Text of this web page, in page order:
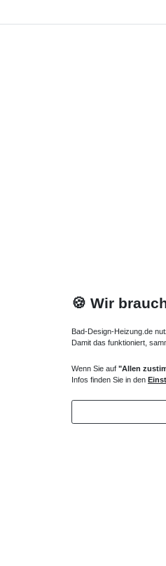
Heizkörper Ventil
135,00 € *
🍪 Wir
Bad-Design-Heizung.de
Damit das funktioniert,
Wenn Sie auf "Allen
Infos finden Sie in den